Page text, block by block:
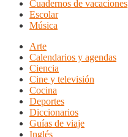
Cuadernos de vacaciones
Escolar
Música
Arte
Calendarios y agendas
Ciencia
Cine y televisión
Cocina
Deportes
Diccionarios
Guías de viaje
Inglés